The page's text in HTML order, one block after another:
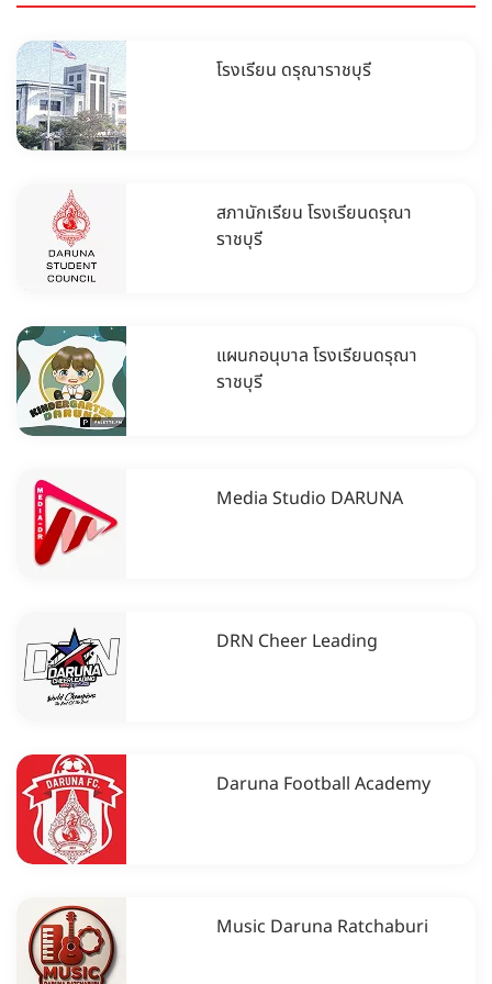
โรงเรียน ดรุณาราชบุรี
สภานักเรียน โรงเรียนดรุณา
ราชบุรี
แผนกอนุบาล โรงเรียนดรุณา
ราชบุรี
Media Studio DARUNA
DRN Cheer Leading
Daruna Football Academy
Music Daruna Ratchaburi